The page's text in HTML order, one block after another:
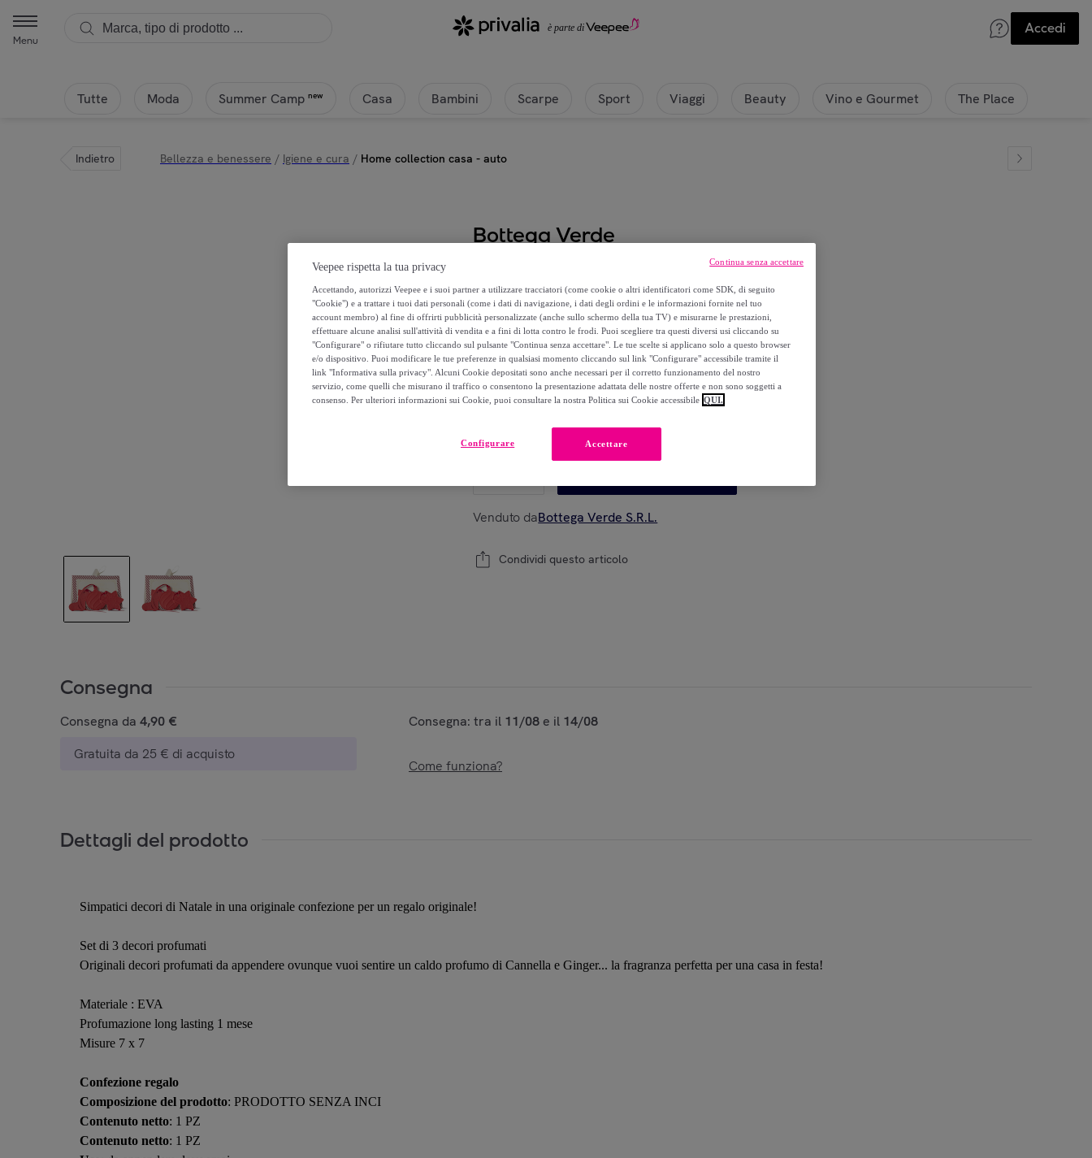
Menu
Accedi
Tutte Moda Summer Camp new Casa Bambini Scarpe Sport Viaggi Beauty Vino e Gourmet The Place
Indietro Bellezza e benessere / Igiene e cura / Home collection casa - auto
Bottega Verde
8,80 €
22, €
-60%
Modello: Home collection casa - auto
Venduto daBottega Verde S.R.L.
Condividi questo articolo
Consegna
Consegna da 4,90 €
Gratuita da 25 € di acquisto
Consegna: tra il 11/08 e il 14/08
Come funziona?
Dettagli del prodotto
Simpatici decori di Natale in una originale confezione per un regalo originale!
Set di 3 decori profumati
Originali decori profumati da appendere ovunque vuoi sentire un caldo profumo di Cannella e Ginger... la fragranza perfetta per una casa in festa!
Materiale : EVA
Profumazione long lasting 1 mese
Misure 7 x 7
Confezione regalo
Composizione del prodotto: PRODOTTO SENZA INCI
Contenuto netto: 1 PZ
Contenuto netto: 1 PZ
Veepee rispetta la tua privacy
Accettando, autorizzi Veepee e i suoi partner a utilizzare tracciatori (come cookie o altri identificatori come SDK, di seguito
"Cookie") e a trattare i tuoi dati personali (come i dati di navigazione, i dati degli ordini e le informazioni fornite nel tuo
account membro) al fine di offrirti pubblicità personalizzate (anche sullo schermo della tua TV) e misurarne le prestazioni,
effettuare alcune analisi sull'attività di vendita e a fini di lotta contro le frodi. Puoi scegliere tra questi diversi usi cliccando su
"Configurare" o rifiutare tutto cliccando sul pulsante "Continua senza accettare". Le tue scelte si applicano solo a questo browser
e/o dispositivo. Puoi modificare le tue preferenze in qualsiasi momento cliccando sul link "Configurare" accessibile tramite il
link "Informativa sulla privacy". Alcuni Cookie depositati sono anche necessari per il corretto funzionamento del nostro
servizio, come quelli che misurano il traffico o consentono la presentazione adattata delle nostre offerte e non sono soggetti a
consenso. Per ulteriori informazioni sui Cookie, puoi consultare la nostra Politica sui Cookie accessibile QUI.
Accettare
Configurare
Continua senza accettare